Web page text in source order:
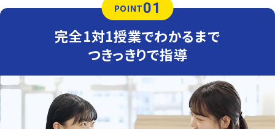
・苦手教科克服コース
大府西中学校
トライは学校から車で約１０分の立地にあり、学区的には
少し離れていますが、車での通塾を選ぶご家庭も多く、安心
定期テスト対策
数学（教科書：啓林館）
大府西中は、学校の授業で扱った問題や類題が中心となる
ため、理解を定着させることが重要です。トライでは学校で
POINT01
完全1対1授業でわかるまで
つきっきりで指導